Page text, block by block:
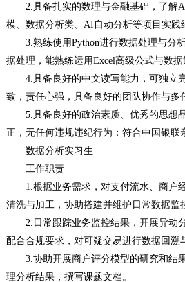
2.具备扎实的数理与金融基础，了解
模、数据分析类、AI自动分析等项目实践
3.熟练使用Python进行数据处理与分析
据处理，能熟练运用Excel高级公式与数据
4.具备良好的中文读写能力，可独立
致，责任心强，具备良好的团队协作与多
5.具备良好的政治素质、优秀的思想
正，无任何违规违纪行为；符合中国银联
数据分析实习生
工作职责
1.根据业务需求，对支付流水、商户
清洗与加工，协助搭建并维护日常数据监
2.日常跟踪业务监控结果，开展异动分
配合合规要求，对可疑交易进行数据回溯
3.协助开展商户评分模型的研究和结
理分析结果，撰写课题文档。